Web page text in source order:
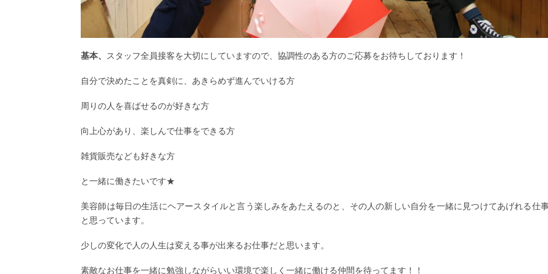
基本、 スタッフ全員接客を大切にしていますので、協調性のある方のご応募をお待ちしております！
自分で決めたことを真剣に、あきらめず進んでいける方
周りの人を喜ばせるのが好きな方
向上心があり、楽しんで仕事をできる方
雑貨販売なども好きな方
と一緒に働きたいです★
美容師は毎日の生活にヘアースタイルと言う楽しみをあたえるのと、その人の新しい自分を一緒に見つけてあげれる仕
と思っています。
少しの変化で人の人生は変える事が出来るお仕事だと思います。
素敵なお仕事を一緒に勉強しながらいい環境で楽しく一緒に働ける仲間を待ってます！！